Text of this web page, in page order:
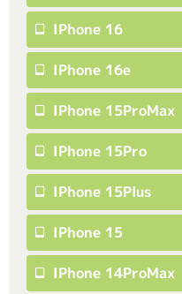
IPhone 16
IPhone 16e
IPhone 15ProMax
IPhone 15Pro
IPhone 15Plus
IPhone 15
IPhone 14ProMax